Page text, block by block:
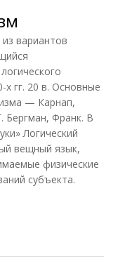
вариантов
гг. 20 в. Основные
— Карнап,
Бергман, Франк. В
Логический
вещный язык,
физические
субъекта.